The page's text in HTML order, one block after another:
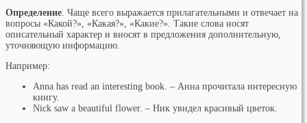
Определение. Чаще всего выражается прилагательными и отвечает на
вопросы «Какой?», «Какая?», «Какие?». Такие слова носят
описательный характер и вносят в предложения дополнительную,
уточняющую информацию.
Например:
Anna has read an interesting book. – Анна прочитала интересную
книгу.
Nick saw a beautiful flower. – Ник увидел красивый цветок.